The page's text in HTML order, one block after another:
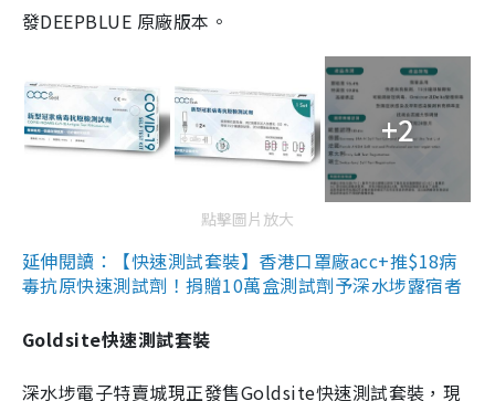
發DEEPBLUE 原廠版本。
+2
點擊圖片放大
延伸閱讀：【快速測試套裝】香港口罩廠acc+推$18病
毒抗原快速測試劑！捐贈10萬盒測試劑予深水埗露宿者
Goldsite快速測試套裝
深水埗電子特賣城現正發售Goldsite快速測試套裝，現